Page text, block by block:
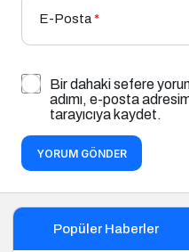
E-Posta*
Bir dahaki sefere
adımı, e-posta
tarayıcıya kaydet.
YORUM GÖNDER
Popüler Haberler